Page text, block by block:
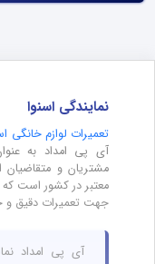
نمایندگی اسنوا
تعمیرات لوازم خانگی
آی پی امداد به
مشتریان و متقاضیان
معتبر در کشور است که
جهت تعمیرات دقیق و
آی پی امداد